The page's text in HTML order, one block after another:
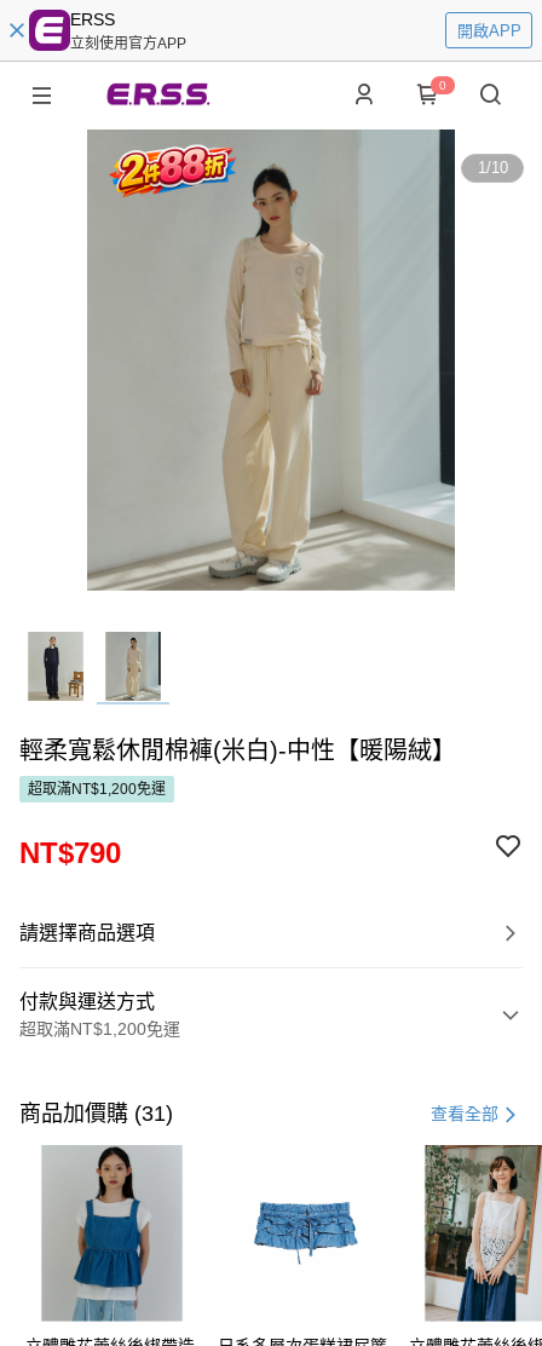
ERSS
立刻使用官方APP
開啟APP
0
1/10
輕柔寬鬆休閒棉褲(米白)-中性【暖陽絨】
超取滿NT$1,200免運
NT$790
請選擇商品選項
付款與運送方式
超取滿NT$1,200免運
信用卡一次付款
超商取貨付款
LINE Pay
Apple Pay
街口支付
悠遊付
商品加價購 (31) 查看全部